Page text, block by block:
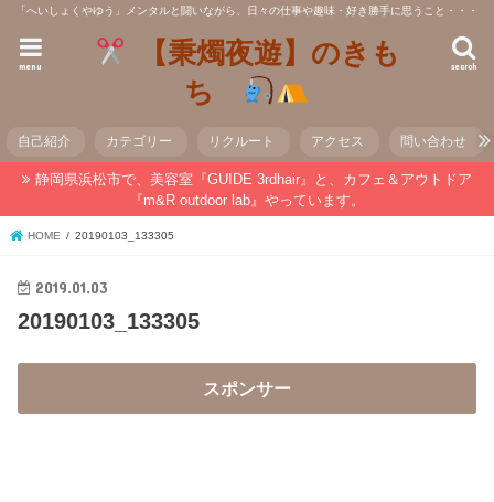
「へいしょくやゆう」メンタルと闘いながら、日々の仕事や趣味・好き勝手に思うこと・・・
【秉燭夜遊】のきも
ち
search
menu
自己紹介 カテゴリー リクルート アクセス 問い合わせ
静岡県浜松市で、美容室『GUIDE 3rdhair』と、カフェ＆アウトドア
『m&R outdoor lab』やっています。
HOME 20190103_133305
2019.01.03
20190103_133305
スポンサー